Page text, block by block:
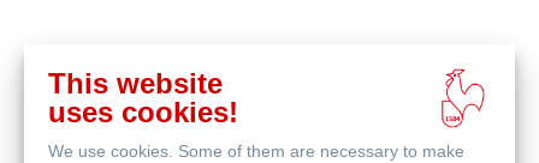
哈内姆勒的 "绿公鸡 "倡议为环境和社
会提供支持
This website
uses cookies!
We use cookies. Some of them are necessary to make